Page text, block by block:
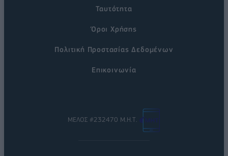
Ταυτότητα
Όροι Χρήσης
Πολιτική Προστασίας Δεδομένων
Επικοινωνία
ΜΕΛΟΣ #232470 Μ.Η.Τ.